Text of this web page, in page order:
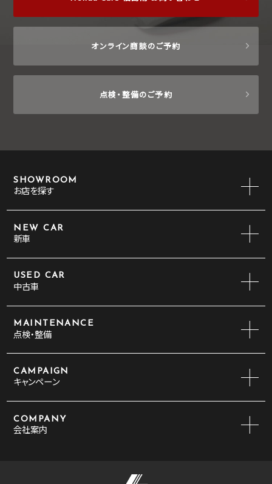
オンライン商談のご予約
点検・整備のご予約
SHOWROOM
お店を探す
NEW CAR
新車
USED CAR
中古車
MAINTENANCE
点検・整備
CAMPAIGN
キャンペーン
COMPANY
会社案内